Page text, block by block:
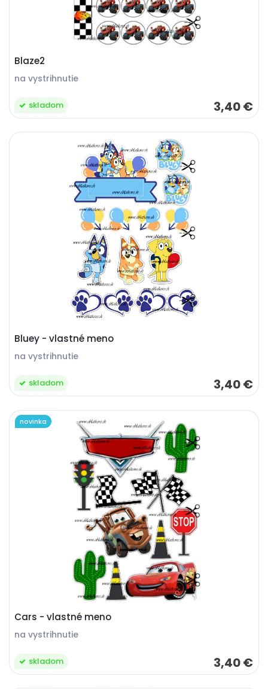
Blaze2
na vystrihnutie
3,40 €
skladom
Bluey - vlastné meno
na vystrihnutie
3,40 €
skladom
Cars - vlastné meno
na vystrihnutie
3,40 €
skladom
novinka